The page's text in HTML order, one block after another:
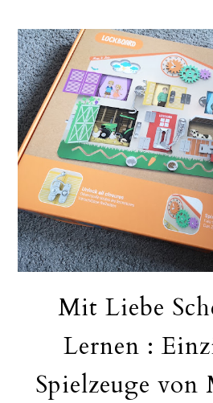
Mit Liebe
Lernen :
Spielzeuge von